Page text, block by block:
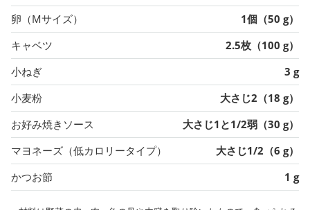
卵（Mサイズ）
1個（50 g）
キャベツ
2.5枚（100 g）
小ねぎ
3 g
小麦粉
大さじ2（18 g）
お好み焼きソース
大さじ1と1/2弱（30 g）
マヨネーズ（低カロリータイプ）
大さじ1/2（6 g）
かつお節
1 g